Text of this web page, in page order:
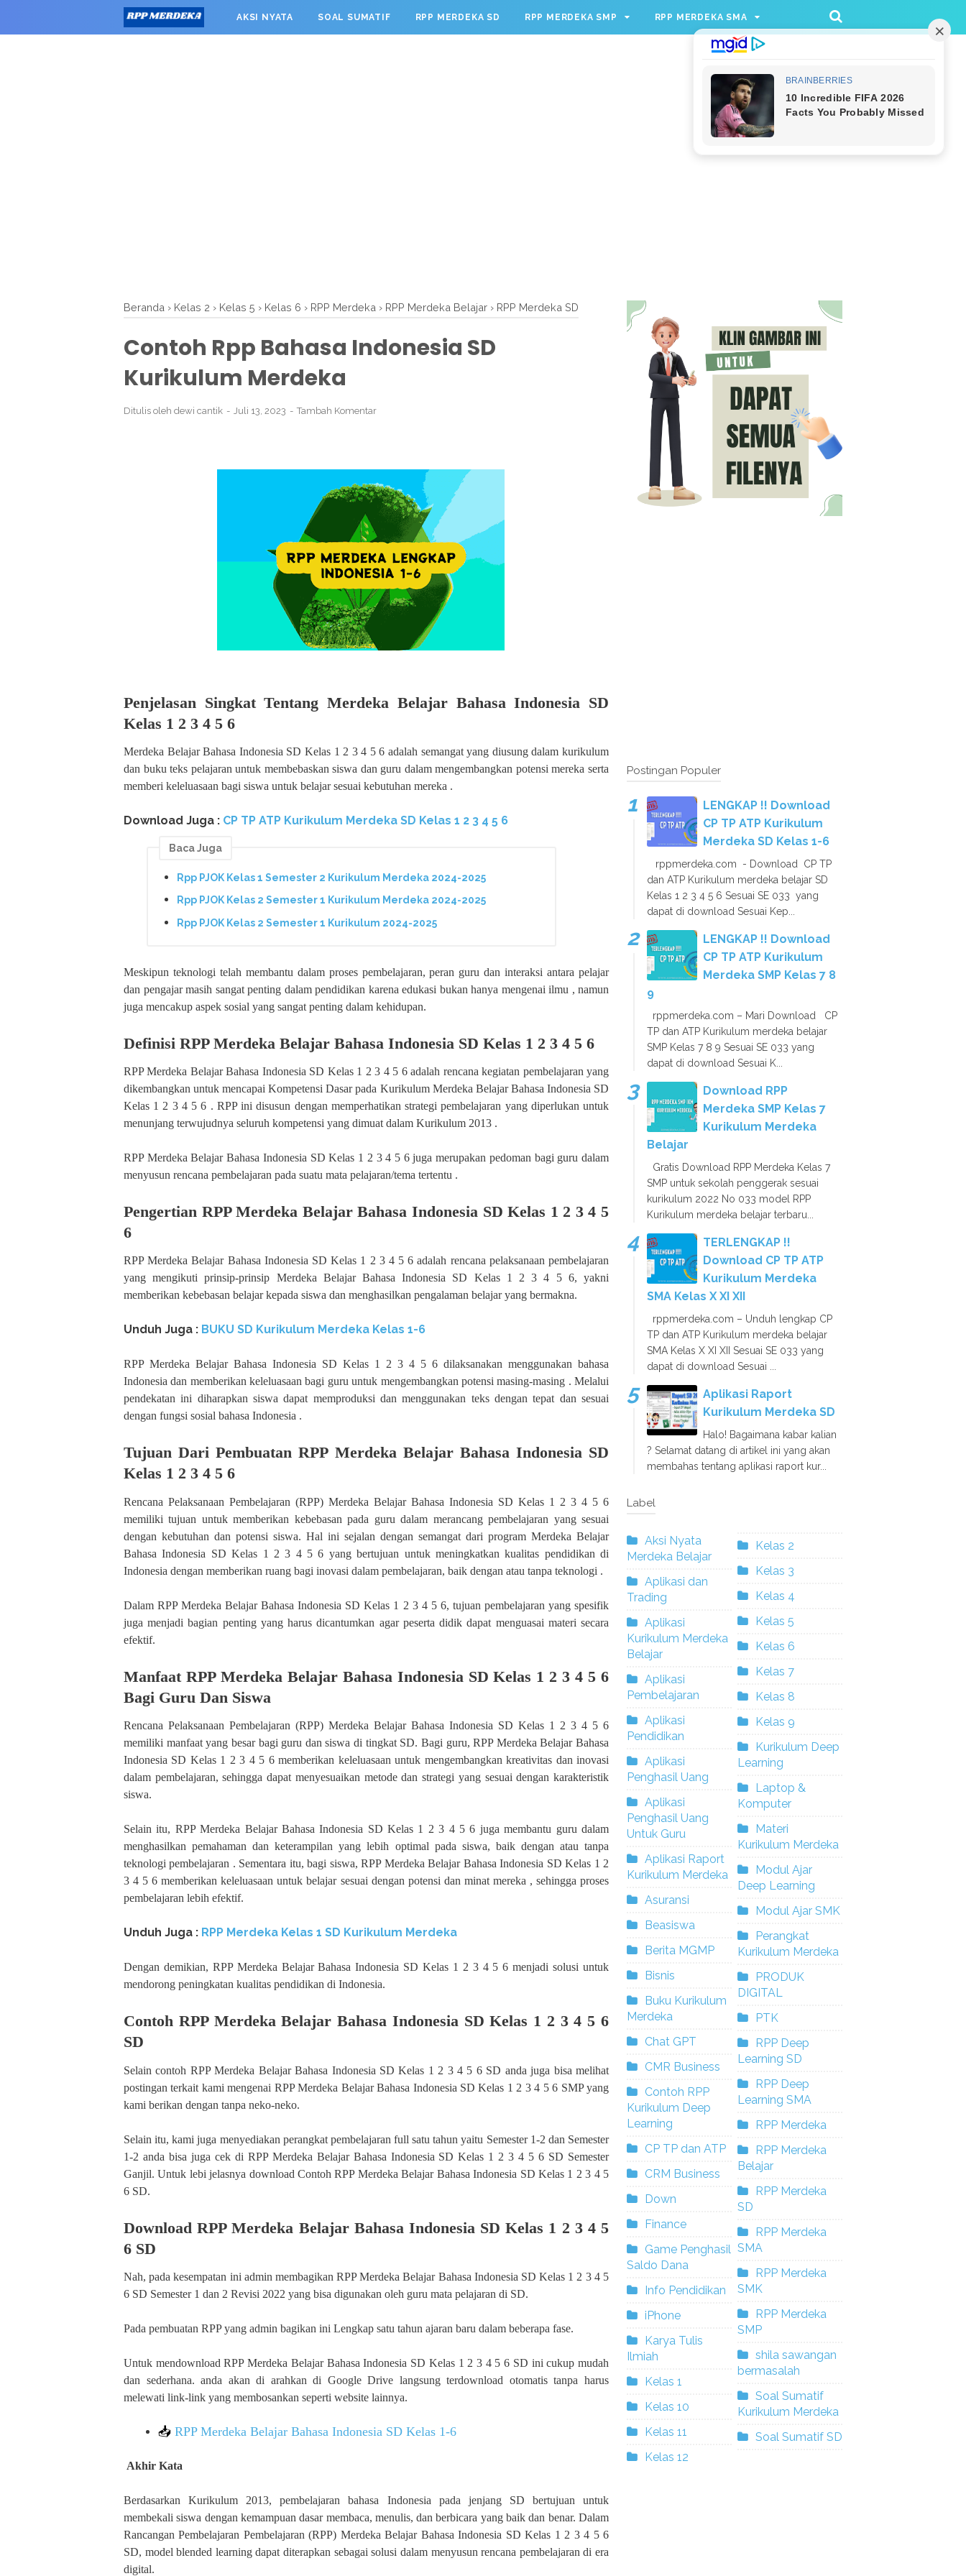
window.googletag = window.googletag || {cmd: []}; googletag.cmd.push(function() { googletag.defineSlot('/23209888932/rppmer', [336, 280], 'div-gpt-ad-1733174991559-
0').addService(googletag.pubads()); googletag.pubads().enableSingleRequest(); googletag.enableServices(); });
AKSI NYATA SOAL SUMATIF RPP MERDEKA SD RPP MERDEKA SMP RPP MERDEKA SMA
Beranda › Kelas 2 › Kelas 5 › Kelas 6 › RPP Merdeka › RPP Merdeka Belajar › RPP Merdeka SD
Contoh Rpp Bahasa Indonesia SD
Kurikulum Merdeka
Ditulis oleh dewi cantik Juli 13, 2023 Tambah Komentar
Penjelasan Singkat Tentang Merdeka Belajar Bahasa Indonesia SD
Kelas 1 2 3 4 5 6
Merdeka Belajar Bahasa Indonesia SD Kelas 1 2 3 4 5 6 adalah semangat yang diusung dalam kurikulum
dan buku teks pelajaran untuk membebaskan siswa dan guru dalam mengembangkan potensi mereka serta
memberi keleluasaan bagi siswa untuk belajar sesuai kebutuhan mereka .
Download Juga : CP TP ATP Kurikulum Merdeka SD Kelas 1 2 3 4 5 6
Baca Juga
Rpp PJOK Kelas 1 Semester 2 Kurikulum Merdeka 2024-2025
Rpp PJOK Kelas 2 Semester 1 Kurikulum Merdeka 2024-2025
Rpp PJOK Kelas 2 Semester 1 Kurikulum 2024-2025
Meskipun teknologi telah membantu dalam proses pembelajaran, peran guru dan interaksi antara pelajar
dan pengajar masih sangat penting dalam pendidikan karena edukasi bukan hanya mengenai ilmu , namun
juga mencakup aspek sosial yang sangat penting dalam kehidupan.
Definisi RPP Merdeka Belajar Bahasa Indonesia SD Kelas 1 2 3 4 5 6
RPP Merdeka Belajar Bahasa Indonesia SD Kelas 1 2 3 4 5 6 adalah rencana kegiatan pembelajaran yang
dikembangkan untuk mencapai Kompetensi Dasar pada Kurikulum Merdeka Belajar Bahasa Indonesia SD
Kelas 1 2 3 4 5 6 . RPP ini disusun dengan memperhatikan strategi pembelajaran yang diperlukan untuk
menunjang terwujudnya seluruh kompetensi yang dimuat dalam Kurikulum 2013 .
RPP Merdeka Belajar Bahasa Indonesia SD Kelas 1 2 3 4 5 6 juga merupakan pedoman bagi guru dalam
menyusun rencana pembelajaran pada suatu mata pelajaran/tema tertentu .
Pengertian RPP Merdeka Belajar Bahasa Indonesia SD Kelas 1 2 3 4 5
6
RPP Merdeka Belajar Bahasa Indonesia SD Kelas 1 2 3 4 5 6 adalah rencana pelaksanaan pembelajaran
yang mengikuti prinsip-prinsip Merdeka Belajar Bahasa Indonesia SD Kelas 1 2 3 4 5 6, yakni
memberikan kebebasan belajar kepada siswa dan menghasilkan pengalaman belajar yang bermakna.
Unduh Juga : BUKU SD Kurikulum Merdeka Kelas 1-6
RPP Merdeka Belajar Bahasa Indonesia SD Kelas 1 2 3 4 5 6 dilaksanakan menggunakan bahasa
Indonesia dan memberikan keleluasaan bagi guru untuk mengembangkan potensi masing-masing . Melalui
pendekatan ini diharapkan siswa dapat memproduksi dan menggunakan teks dengan tepat dan sesuai
dengan fungsi sosial bahasa Indonesia .
Tujuan Dari Pembuatan RPP Merdeka Belajar Bahasa Indonesia SD
Kelas 1 2 3 4 5 6
Rencana Pelaksanaan Pembelajaran (RPP) Merdeka Belajar Bahasa Indonesia SD Kelas 1 2 3 4 5 6
memiliki tujuan untuk memberikan kebebasan pada guru dalam merancang pembelajaran yang sesuai
dengan kebutuhan dan potensi siswa. Hal ini sejalan dengan semangat dari program Merdeka Belajar
Bahasa Indonesia SD Kelas 1 2 3 4 5 6 yang bertujuan untuk meningkatkan kualitas pendidikan di
Indonesia dengan memberikan ruang bagi inovasi dalam pembelajaran, baik dengan atau tanpa teknologi .
Dalam RPP Merdeka Belajar Bahasa Indonesia SD Kelas 1 2 3 4 5 6, tujuan pembelajaran yang spesifik
juga menjadi bagian penting yang harus dicantumkan agar peserta didik dapat menguasai materi secara
efektif.
Manfaat RPP Merdeka Belajar Bahasa Indonesia SD Kelas 1 2 3 4 5 6
Bagi Guru Dan Siswa
Rencana Pelaksanaan Pembelajaran (RPP) Merdeka Belajar Bahasa Indonesia SD Kelas 1 2 3 4 5 6
memiliki manfaat yang besar bagi guru dan siswa di tingkat SD. Bagi guru, RPP Merdeka Belajar Bahasa
Indonesia SD Kelas 1 2 3 4 5 6 memberikan keleluasaan untuk mengembangkan kreativitas dan inovasi
dalam pembelajaran, sehingga dapat menyesuaikan metode dan strategi yang sesuai dengan karakteristik
siswa.
Selain itu, RPP Merdeka Belajar Bahasa Indonesia SD Kelas 1 2 3 4 5 6 juga membantu guru dalam
menghasilkan pemahaman dan keterampilan yang lebih optimal pada siswa, baik dengan atau tanpa
teknologi pembelajaran . Sementara itu, bagi siswa, RPP Merdeka Belajar Bahasa Indonesia SD Kelas 1 2
3 4 5 6 memberikan keleluasaan untuk belajar sesuai dengan potensi dan minat mereka , sehingga proses
pembelajaran lebih efektif.
Unduh Juga : RPP Merdeka Kelas 1 SD Kurikulum Merdeka
Dengan demikian, RPP Merdeka Belajar Bahasa Indonesia SD Kelas 1 2 3 4 5 6 menjadi solusi untuk
mendorong peningkatan kualitas pendidikan di Indonesia.
Contoh RPP Merdeka Belajar Bahasa Indonesia SD Kelas 1 2 3 4 5 6
SD
Selain contoh RPP Merdeka Belajar Bahasa Indonesia SD Kelas 1 2 3 4 5 6 SD anda juga bisa melihat
postingan terkait kami mengenai RPP Merdeka Belajar Bahasa Indonesia SD Kelas 1 2 3 4 5 6 SMP yang
kami berikan dengan tanpa neko-neko.
Selain itu, kami juga menyediakan perangkat pembelajaran full satu tahun yaitu Semester 1-2 dan Semester
1-2 anda bisa juga cek di RPP Merdeka Belajar Bahasa Indonesia SD Kelas 1 2 3 4 5 6 SD Semester
Ganjil. Untuk lebi jelasnya download Contoh RPP Merdeka Belajar Bahasa Indonesia SD Kelas 1 2 3 4 5
6 SD.
Download RPP Merdeka Belajar Bahasa Indonesia SD Kelas 1 2 3 4 5
6 SD
Nah, pada kesempatan ini admin membagikan RPP Merdeka Belajar Bahasa Indonesia SD Kelas 1 2 3 4 5
6 SD Semester 1 dan 2 Revisi 2022 yang bisa digunakan oleh guru mata pelajaran di SD.
Pada pembuatan RPP yang admin bagikan ini Lengkap satu tahun ajaran baru dalam beberapa fase.
Untuk mendownload RPP Merdeka Belajar Bahasa Indonesia SD Kelas 1 2 3 4 5 6 SD ini cukup mudah
dan sederhana. anda akan di arahkan di Google Drive langsung terdownload otomatis tanpa harus
melewati link-link yang membosankan seperti website lainnya.
📥 RPP Merdeka Belajar Bahasa Indonesia SD Kelas 1-6
Akhir Kata
Berdasarkan Kurikulum 2013, pembelajaran bahasa Indonesia pada jenjang SD bertujuan untuk
membekali siswa dengan kemampuan dasar membaca, menulis, dan berbicara yang baik dan benar. Dalam
Rancangan Pembelajaran Pembelajaran (RPP) Merdeka Belajar Bahasa Indonesia SD Kelas 1 2 3 4 5 6
SD, model blended learning dapat diterapkan sebagai solusi dalam menyusun rencana pembelajaran di era
digital.
Postingan Populer
LENGKAP !! Download
CP TP ATP Kurikulum
Merdeka SD Kelas 1-6
rppmerdeka.com - Download CP TP
dan ATP Kurikulum merdeka belajar SD
Kelas 1 2 3 4 5 6 Sesuai SE 033 yang
dapat di download Sesuai Kep...
LENGKAP !! Download
CP TP ATP Kurikulum
Merdeka SMP Kelas 7 8
9
rppmerdeka.com – Mari Download CP
TP dan ATP Kurikulum merdeka belajar
SMP Kelas 7 8 9 Sesuai SE 033 yang
dapat di download Sesuai K...
Download RPP
Merdeka SMP Kelas 7
Kurikulum Merdeka
Belajar
Gratis Download RPP Merdeka Kelas 7
SMP untuk sekolah penggerak sesuai
kurikulum 2022 No 033 model RPP
Kurikulum merdeka belajar terbaru...
TERLENGKAP !!
Download CP TP ATP
Kurikulum Merdeka
SMA Kelas X XI XII
rppmerdeka.com – Unduh lengkap CP
TP dan ATP Kurikulum merdeka belajar
SMA Kelas X XI XII Sesuai SE 033 yang
dapat di download Sesuai ...
Aplikasi Raport
Kurikulum Merdeka SD
Halo! Bagaimana kabar kalian
? Selamat datang di artikel ini yang akan
membahas tentang aplikasi raport kur...
Label
Aksi Nyata
Merdeka Belajar
Aplikasi dan
Trading
Aplikasi
Kurikulum Merdeka
Belajar
Aplikasi
Pembelajaran
Aplikasi
Pendidikan
Aplikasi
Penghasil Uang
Aplikasi
Penghasil Uang
Untuk Guru
Aplikasi Raport
Kurikulum Merdeka
Asuransi
Beasiswa
Berita MGMP
Bisnis
Buku Kurikulum
Merdeka
Chat GPT
CMR Business
Contoh RPP
Kurikulum Deep
Learning
CP TP dan ATP
CRM Business
Down
Finance
Game Penghasil
Saldo Dana
Info Pendidikan
iPhone
Karya Tulis
Ilmiah
Kelas 1
Kelas 10
Kelas 11
Kelas 12
Kelas 2
Kelas 3
Kelas 4
Kelas 5
Kelas 6
Kelas 7
Kelas 8
Kelas 9
Kurikulum Deep
Learning
Laptop &
Komputer
Materi
Kurikulum Merdeka
Modul Ajar
Deep Learning
Modul Ajar SMK
Perangkat
Kurikulum Merdeka
PRODUK
DIGITAL
PTK
RPP Deep
Learning SD
RPP Deep
Learning SMA
RPP Merdeka
RPP Merdeka
Belajar
RPP Merdeka
SD
RPP Merdeka
SMA
RPP Merdeka
SMK
RPP Merdeka
SMP
shila sawangan
bermasalah
Soal Sumatif
Kurikulum Merdeka
Soal Sumatif SD